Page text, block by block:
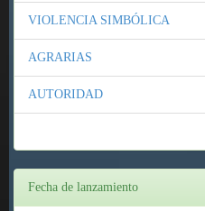
VIOLENCIA SIMBÓLICA
AGRARIAS
AUTORIDAD
Fecha de lanzamiento